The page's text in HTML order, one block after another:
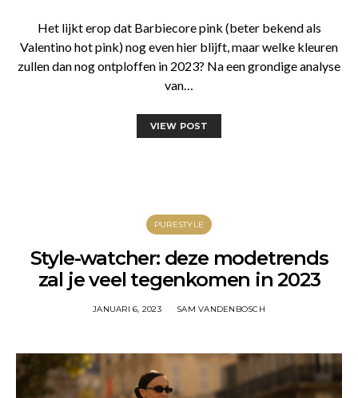
Het lijkt erop dat Barbiecore pink (beter bekend als
Valentino hot pink) nog even hier blijft, maar welke kleuren
zullen dan nog ontploffen in 2023? Na een grondige analyse
van…
VIEW POST
PURESTYLE
Style-watcher: deze modetrends
zal je veel tegenkomen in 2023
JANUARI 6, 2023 SAM VANDENBOSCH